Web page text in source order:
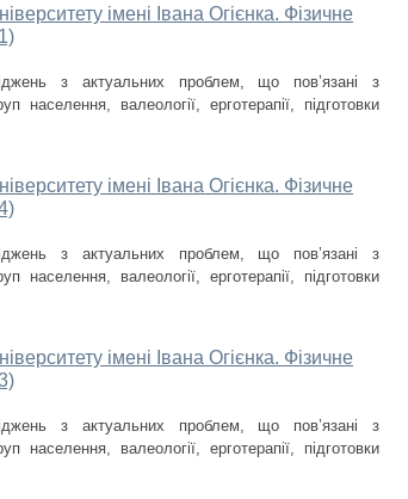
імені Івана Огієнка. Фізичне
з актуальних проблем, що пов’язані з
населення, валеології, ерготерапії, підготовки
імені Івана Огієнка. Фізичне
з актуальних проблем, що пов’язані з
населення, валеології, ерготерапії, підготовки
імені Івана Огієнка. Фізичне
з актуальних проблем, що пов’язані з
населення, валеології, ерготерапії, підготовки